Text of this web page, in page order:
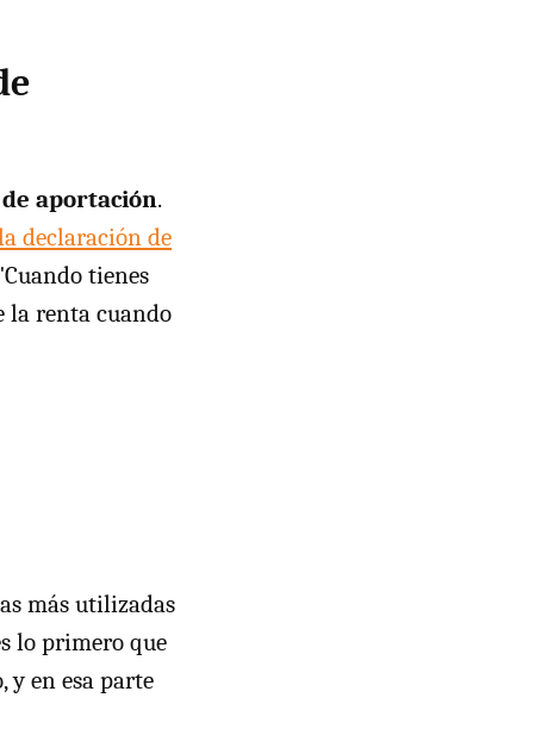
aportación.
declaración de
tienes
la renta cuando
más utilizadas
lo primero que
y en esa parte